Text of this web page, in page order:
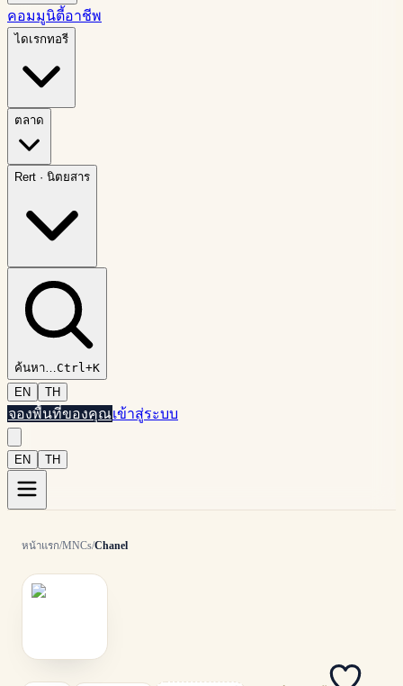
คอมมูนิตี้อาชีพ
ไดเรกทอรี
ตลาด
Rert · นิตยสาร
ค้นหา…Ctrl+K
EN
TH
จองพื้นที่ของคุณเข้าสู่ระบบ
EN TH
หน้าแรก/MNCs/Chanel